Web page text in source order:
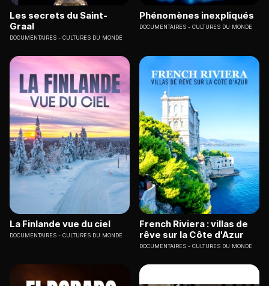
Les secrets du Saint-
Graal
DOCUMENTAIRES CULTURES DU MONDE
Phénomènes inexpliqués
DOCUMENTAIRES CULTURES DU MONDE
La Finlande vue du ciel
DOCUMENTAIRES CULTURES DU MONDE
French Riviera : villas de
rêve sur la Côte d'Azur
DOCUMENTAIRES CULTURES DU MONDE